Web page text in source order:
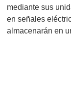
mediante sus
en señales
almacenarán en